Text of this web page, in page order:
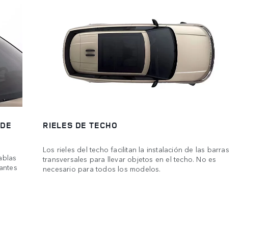
RIELES DE TECHO
Los rieles del techo facilitan la instalación de las barras
transversales para llevar objetos en el techo. No es
necesario para todos los modelos.